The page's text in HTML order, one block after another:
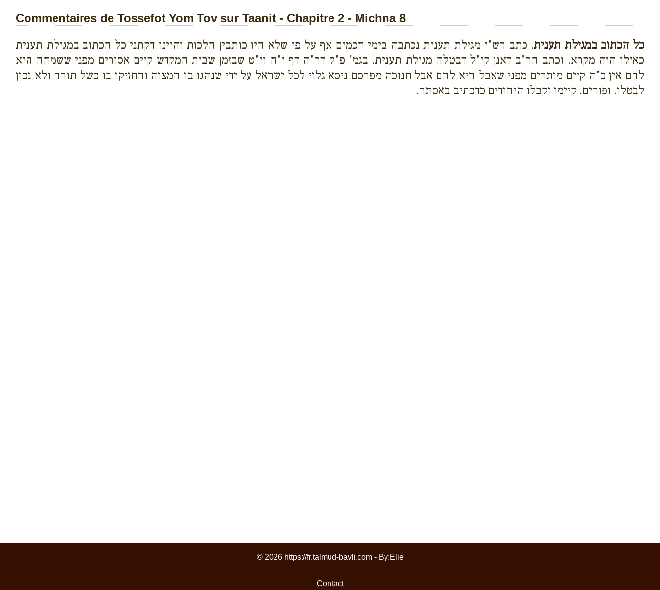
Commentaires de Tossefot Yom Tov sur Taanit - Chapitre 2 - Michna 8
כל הכתוב במגילת תענית. כתב רש"י מגילת תענית נכתבה בימי חכמים אף על פי שלא היו כותבין הלכות והיינו דקתני כל הכתוב במגילת תענית
כאילו היה מקרא. וכתב הר"ב דאנן קי"ל דבטלה מגילת תענית. בגמ' פ"ק דר"ה דף י"ח וי"ט שבזמן שבית המקדש קיים אסורים מפני ששמחה היא
להם אין ב"ה קיים מותרים מפני שאבל היא להם אבל חנוכה מפרסם ניסא גלוי לכל ישראל על ידי שנהגו בו המצוה והחזיקו בו כשל תורה ולא נכון
לבטלו. ופורים. קיימו וקבלו היהודים כדכתיב באסתר.
© 2026 https://fr.talmud-bavli.com - By:Elie
Contact